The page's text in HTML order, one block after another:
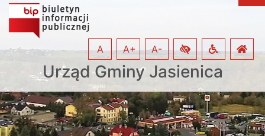
Urząd Gminy Jasienica
A A+ A-